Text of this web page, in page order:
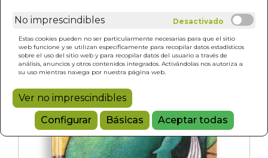
No imprescindibles
Estas cookies pueden no ser particularmente necesarias para que el sitio
web funcione y se utilizan específicamente para recopilar datos estadísticos
sobre el uso del sitio web y para recopilar datos del usuario a través de
análisis, anuncios y otros contenidos integrados. Activándolas nos autoriza a
su uso mientras navega por nuestra página web.
Ver no imprescindibles
Configurar
Básicas Aceptar todas